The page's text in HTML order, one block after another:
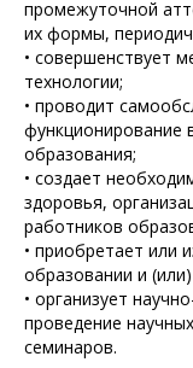
промежуточной
их формы,
• совершенствует
технологии;
• проводит
функционирование
образования;
• создает
здоровья,
работников
• приобретает или
образовании и
• организует
проведение
семинаров.